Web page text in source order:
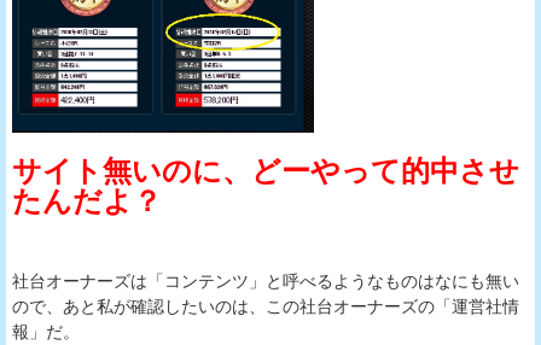
サイト無いのに、どーやって的中させ
たんだよ？
社台オーナーズは「コンテンツ」と呼べるようなものはなにも無い
ので、あと私が確認したいのは、この社台オーナーズの「運営社情
報」だ。